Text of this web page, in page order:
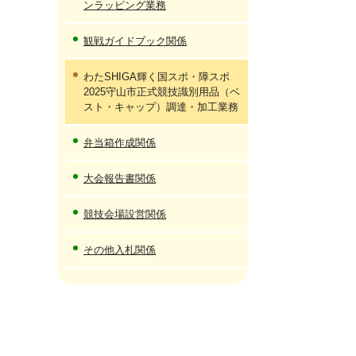
ンラッピング業務
観戦ガイドブック関係
わたSHIGA輝く国スポ・障スポ
2025守山市正式競技識別用品（ベ
スト・キャップ）調達・加工業務
弁当箱作成関係
大会報告書関係
競技会場設営関係
その他入札関係